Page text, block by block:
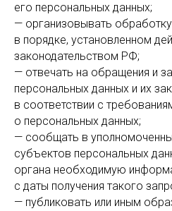
его персональных данных;
— организовывать
в порядке, установленном
законодательством РФ;
— отвечать на обращения и
персональных данных и их
в соответствии с
о персональных данных;
— сообщать в
субъектов персональных
органа необходимую
с даты получения такого
— публиковать или иным